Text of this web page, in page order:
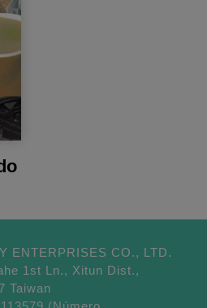
ENTERPRISES CO., LTD.
1st Ln., Xitun Dist.,
Taiwan